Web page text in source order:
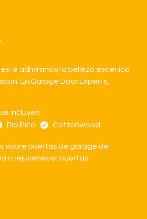
admirando la belleza escénica
En Garage Door Experts,
incluyen:
Pio Pico Cottonwood
sobre puertas de garage de
o rejuvenecer puertas